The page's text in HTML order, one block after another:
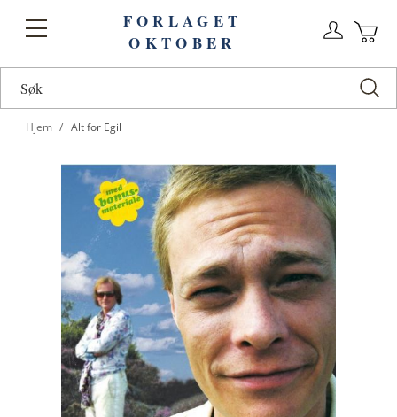
Toggle
FORLAGET
OKTOBER
Hjem Alt for Egil